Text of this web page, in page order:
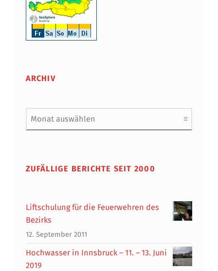
ARCHIV
Archiv
ZUFÄLLIGE BERICHTE SEIT 2000
Liftschulung für die Feuerwehren des
Bezirks
12. September 2011
Hochwasser in Innsbruck – 11. – 13. Juni
2019